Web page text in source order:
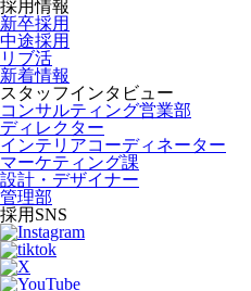
採用情報
新卒採用
中途採用
リブ活
新着情報
スタッフインタビュー
コンサルティング営業部
ディレクター
インテリアコーディネーター
マーケティング課
設計・デザイナー
管理部
採用SNS